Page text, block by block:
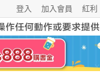
紅利
加入會員
登入